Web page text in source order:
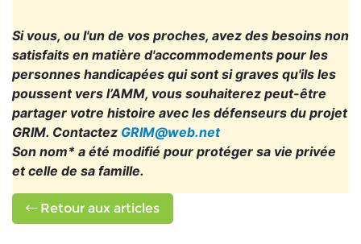
Si vous, ou l'un de vos proches, avez des besoins non
satisfaits en matière d'accommodements pour les
personnes handicapées qui sont si graves qu'ils les
poussent vers l’AMM, vous souhaiterez peut-être
partager votre histoire avec les défenseurs du projet
GRIM. Contactez GRIM@web.net
Son nom* a été modifié pour protéger sa vie privée
et celle de sa famille.
Retour aux articles